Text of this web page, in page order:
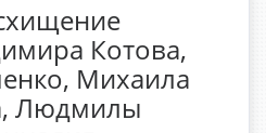
Котова,
Михаила
Людмилы